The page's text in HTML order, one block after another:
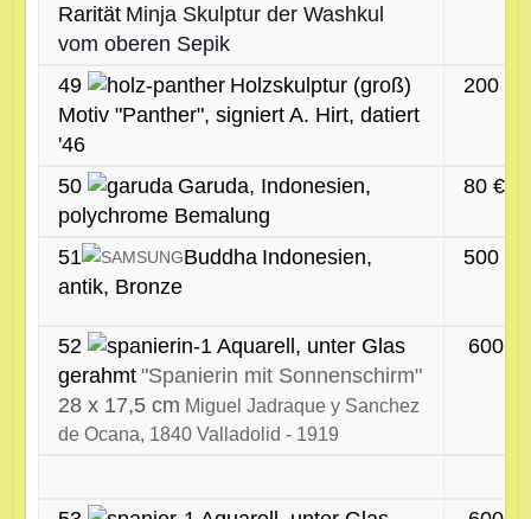
Rarität Minja Skulptur der Washkul
vom oberen Sepik
49
Holzskulptur (groß)
Motiv "Panther", signiert A. Hirt, datiert
'46
200 €
50
Garuda, Indonesien,
polychrome Bemalung
80 €
51 Buddha Indonesien,
antik, Bronze
500 €
52
Aquarell, unter Glas
gerahmt "Spanierin mit Sonnenschirm"
28 x 17,5 cm Miguel Jadraque y Sanchez
de Ocana, 1840 Valladolid - 1919
600 €